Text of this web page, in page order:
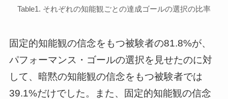
Table1. それぞれの知能観ごとの達成ゴールの選択の比率
固定的知能観の信念をもつ被験者の81.8%が、
パフォーマンス・ゴールの選択を見せたのに対
して、暗黙の知能観の信念をもつ被験者では
39.1%だけでした。また、固定的知能観の信念